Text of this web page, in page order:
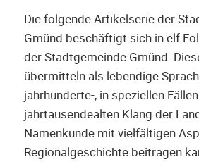
Die folgende Artikelserie der
Gmünd beschäftigt sich in elf
der Stadtgemeinde Gmünd.
übermitteln als lebendige
jahrhunderte-, in speziellen
jahrtausendealten Klang der
Namenkunde mit vielfältigen
Regionalgeschichte beitragen